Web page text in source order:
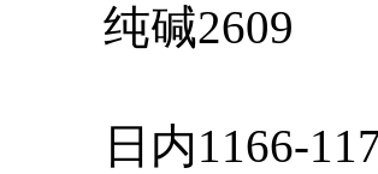
纯碱2609
日内1166-